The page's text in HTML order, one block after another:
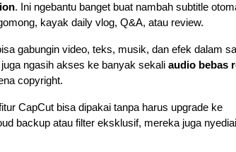
. Ini ngebantu banget buat nambah subtitle
kayak daily vlog, Q&A, atau review.
gabungin video, teks, musik, dan efek dalam
ngasih akses ke banyak sekali audio bebas
copyright.
CapCut bisa dipakai tanpa harus upgrade ke
backup atau filter eksklusif, mereka juga